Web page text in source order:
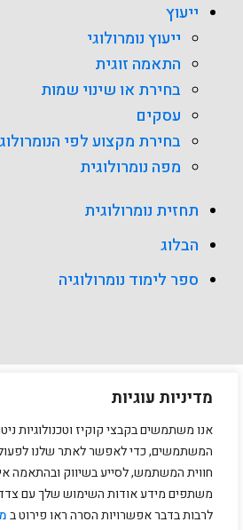
מדיניות עוגיות
אנו משתמשים בקבצי קוקיז וטכנולוגיות
המשתמשים, כדי לאפשר לאתר שלנו
חווית המשתמש, לסייע בשיווק ובהתאמה
משתפים מידע אודות השימוש שלך עם
לרבות בדבר אפשרויות הסרה ראו פירוט ב
ייעוץ
ייעוץ נומרולוגי
התאמה זוגית
בחירת או שינוי שמות
עסקים
בחירת מקצוע לפי
מפה נומרולוגית
תחזית נומרולוגית
הבלוג
ספר לימוד נומרולוגיה
כל הזכויות שמורות למאייה מזרחי עצמוני Copyright © 2026